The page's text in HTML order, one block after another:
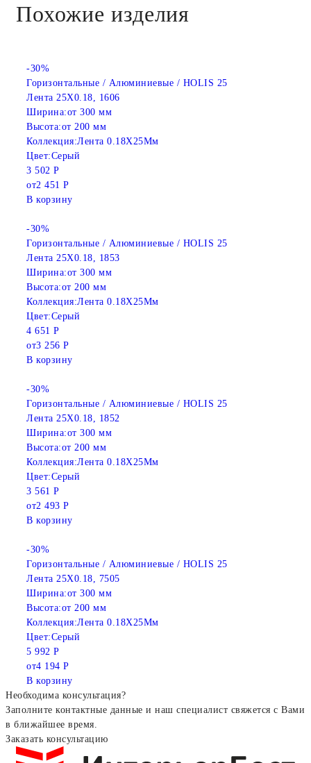
Похожие изделия
-30%
Горизонтальные / Алюминиевые / HOLIS 25
Лента 25X0.18, 1606
Ширина:от 300 мм
Высота:от 200 мм
Коллекция:Лента 0.18X25Мм
Цвет:Серый
3 502 Р
от2 451 Р
В корзину
-30%
Горизонтальные / Алюминиевые / HOLIS 25
Лента 25X0.18, 1853
Ширина:от 300 мм
Высота:от 200 мм
Коллекция:Лента 0.18X25Мм
Цвет:Серый
4 651 Р
от3 256 Р
В корзину
-30%
Горизонтальные / Алюминиевые / HOLIS 25
Лента 25X0.18, 1852
Ширина:от 300 мм
Высота:от 200 мм
Коллекция:Лента 0.18X25Мм
Цвет:Серый
3 561 Р
от2 493 Р
В корзину
-30%
Горизонтальные / Алюминиевые / HOLIS 25
Лента 25X0.18, 7505
Ширина:от 300 мм
Высота:от 200 мм
Коллекция:Лента 0.18X25Мм
Цвет:Серый
5 992 Р
от4 194 Р
В корзину
Необходима консультация?
Заполните контактные данные и наш специалист свяжется с Вами
в ближайшее время.
Заказать консультацию